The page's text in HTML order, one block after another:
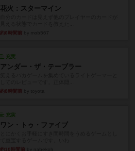
花火：スターマイン
約6時間前
充実
アンダー・ザ・テーブラー
約8時間前
充実
ワン・トゥ・ファイブ
約10時間前